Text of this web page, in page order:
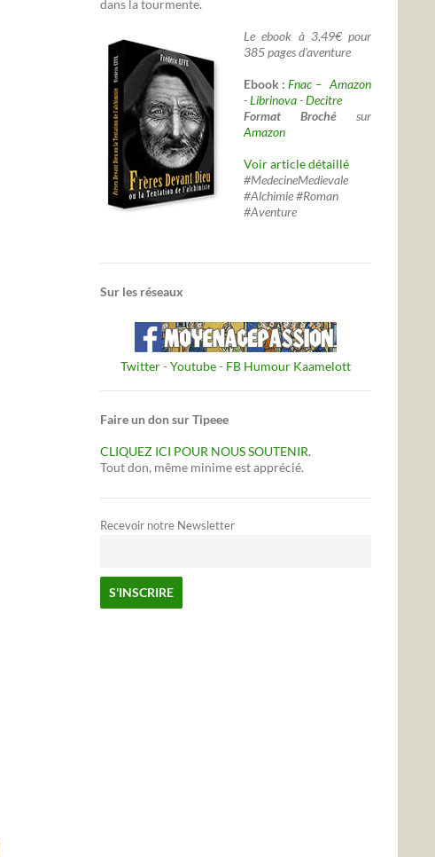
dans la tourmente.
Le ebook à 3,49€ pour
385 pages d'aventure
Ebook :Fnac – Amazon
-Librinova-Decitre
Format Broché sur
Amazon
Voir article détaillé
#MedecineMedievale
#Alchimie #Roman
#Aventure
Sur les réseaux
Twitter- Youtube- FB Humour Kaamelott
Faire un don sur Tipeee
CLIQUEZ ICI POUR NOUS SOUTENIR.
Tout don, même minime est apprécié.
Recevoir notre Newsletter